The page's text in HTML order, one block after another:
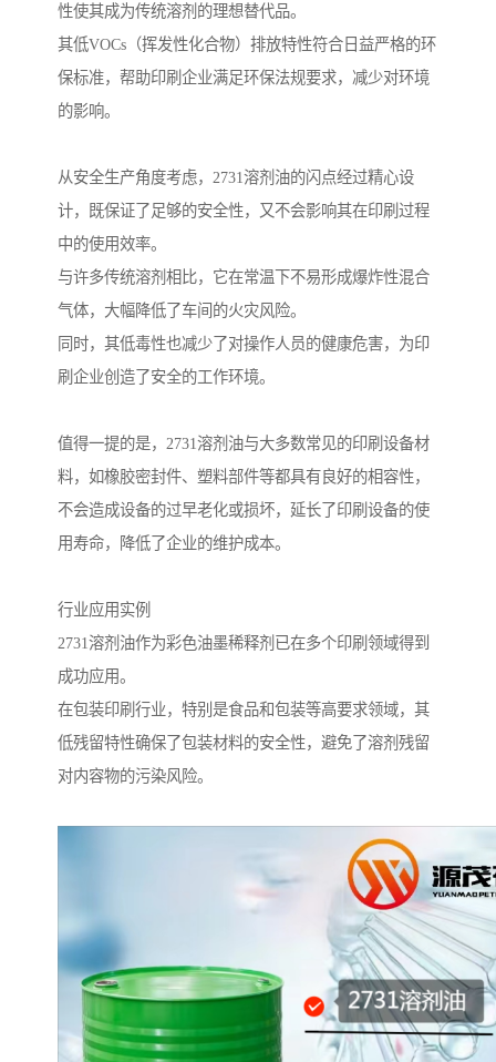
性使其成为传统溶剂的理想替代品。
其低VOCs（挥发性化合物）排放特性符合日益严格的环
保标准，帮助印刷企业满足环保法规要求，减少对环境
的影响。
从安全生产角度考虑，2731溶剂油的闪点经过精心设
计，既保证了足够的安全性，又不会影响其在印刷过程
中的使用效率。
与许多传统溶剂相比，它在常温下不易形成爆炸性混合
气体，大幅降低了车间的火灾风险。
同时，其低毒性也减少了对操作人员的健康危害，为印
刷企业创造了安全的工作环境。
值得一提的是，2731溶剂油与大多数常见的印刷设备材
料，如橡胶密封件、塑料部件等都具有良好的相容性，
不会造成设备的过早老化或损坏，延长了印刷设备的使
用寿命，降低了企业的维护成本。
行业应用实例
2731溶剂油作为彩色油墨稀释剂已在多个印刷领域得到
成功应用。
在包装印刷行业，特别是食品和包装等高要求领域，其
低残留特性确保了包装材料的安全性，避免了溶剂残留
对内容物的污染风险。